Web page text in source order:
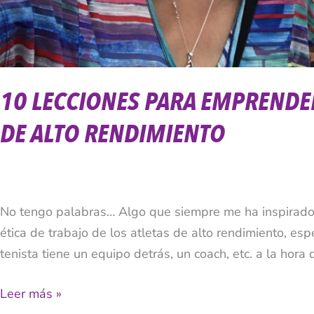
10 LECCIONES PARA
DE ALTO RENDIMIENTO
No tengo palabras… Algo que siempre me ha
ética de trabajo de los atletas de alto rendimiento,
tenista tiene un equipo detrás, un coach, etc. a la hora
Leer más »